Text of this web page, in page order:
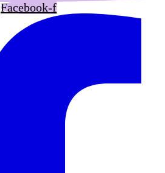
Facebook-f